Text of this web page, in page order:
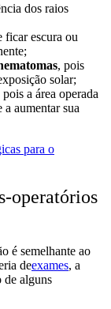
dos raios
ficar escura ou
, pois
solar;
pois a área operada
aumentar sua
para o
operatórios
é semelhante ao
deexames, a
de alguns